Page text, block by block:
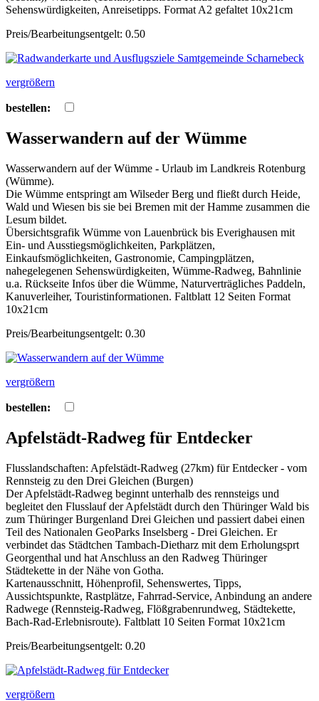
Sehenswürdigkeiten, Anreisetipps. Format A2 gefaltet 10x21cm
Preis/Bearbeitungsentgelt: 0.50
vergrößern
bestellen:
Wasserwandern auf der Wümme
Wasserwandern auf der Wümme - Urlaub im Landkreis Rotenburg
(Wümme).
Die Wümme entspringt am Wilseder Berg und fließt durch Heide,
Wald und Wiesen bis sie bei Bremen mit der Hamme zusammen die
Lesum bildet.
Übersichtsgrafik Wümme von Lauenbrück bis Everighausen mit
Ein- und Ausstiegsmöglichkeiten, Parkplätzen,
Einkaufsmöglichkeiten, Gastronomie, Campingplätzen,
nahegelegenen Sehenswürdigkeiten, Wümme-Radweg, Bahnlinie
u.a. Rückseite Infos über die Wümme, Naturverträgliches Paddeln,
Kanuverleiher, Touristinformationen. Faltblatt 12 Seiten Format
10x21cm
Preis/Bearbeitungsentgelt: 0.30
vergrößern
bestellen:
Apfelstädt-Radweg für Entdecker
Flusslandschaften: Apfelstädt-Radweg (27km) für Entdecker - vom
Rennsteig zu den Drei Gleichen (Burgen)
Der Apfelstädt-Radweg beginnt unterhalb des rennsteigs und
begleitet den Flusslauf der Apfelstädt durch den Thüringer Wald bis
zum Thüringer Burgenland Drei Gleichen und passiert dabei einen
Teil des Nationalen GeoParks Inselsberg - Drei Gleichen. Er
verbindet das Städtchen Tambach-Dietharz mit dem Erholungsprt
Georgenthal und hat Anschluss an den Radweg Thüringer
Städtekette in der Nähe von Gotha.
Kartenausschnitt, Höhenprofil, Sehenswertes, Tipps,
Aussichtspunkte, Rastplätze, Fahrrad-Service, Anbindung an andere
Radwege (Rennsteig-Radweg, Flößgrabenrundweg, Städtekette,
Bach-Rad-Erlebnisroute). Faltblatt 10 Seiten Format 10x21cm
Preis/Bearbeitungsentgelt: 0.20
vergrößern